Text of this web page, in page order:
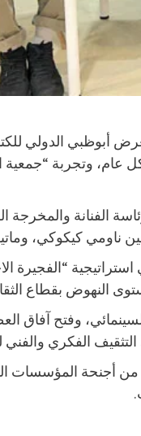
عام، وتجربة “جمعية
الفنانة والمخرجة
ناومي كيكوكي،
“الفجيرة
النهوض بقطاع
وفتح آفاق
التثقيف الفكري
المؤسسات